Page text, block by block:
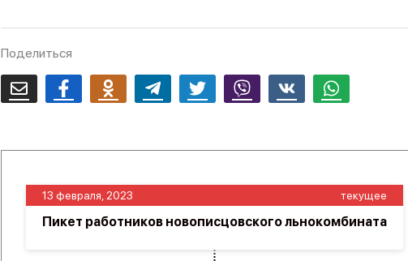
Поделиться
Email FacebookOdnoklassnikiTelegram Twitter Viber Whatsapp
13 февраля, 2023 текущее
Пикет работников новописцовского льнокомбината